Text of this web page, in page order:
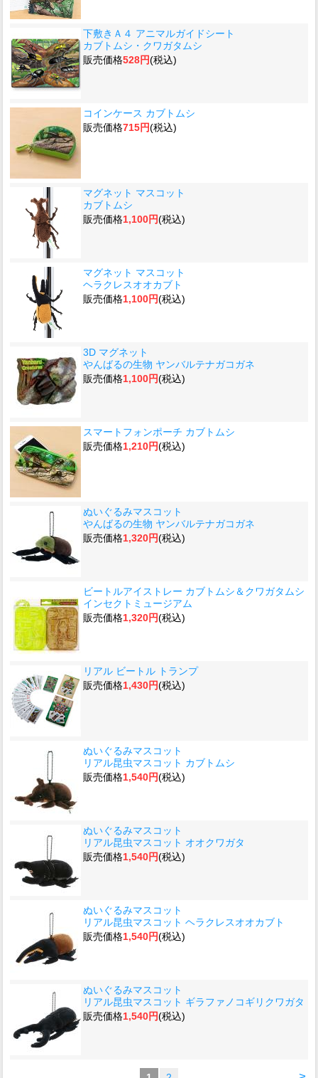
下敷きＡ４ アニマルガイドシート
カブトムシ・クワガタムシ
販売価格528円(税込)
コインケース カブトムシ
販売価格715円(税込)
マグネット マスコット
カブトムシ
販売価格1,100円(税込)
マグネット マスコット
ヘラクレスオオカブト
販売価格1,100円(税込)
3D マグネット
やんばるの生物 ヤンバルテナガコガネ
販売価格1,100円(税込)
スマートフォンポーチ カブトムシ
販売価格1,210円(税込)
ぬいぐるみマスコット
やんばるの生物 ヤンバルテナガコガネ
販売価格1,320円(税込)
ビートルアイストレー カブトムシ＆クワガタムシ
インセクトミュージアム
販売価格1,320円(税込)
リアル ビートル トランプ
販売価格1,430円(税込)
ぬいぐるみマスコット
リアル昆虫マスコット カブトムシ
販売価格1,540円(税込)
ぬいぐるみマスコット
リアル昆虫マスコット オオクワガタ
販売価格1,540円(税込)
ぬいぐるみマスコット
リアル昆虫マスコット ヘラクレスオオカブト
販売価格1,540円(税込)
ぬいぐるみマスコット
リアル昆虫マスコット ギラファノコギリクワガタ
販売価格1,540円(税込)